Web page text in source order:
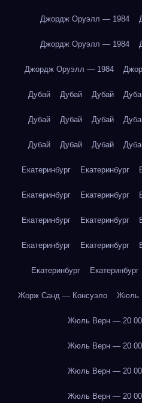
Джордж Оруэлл — 1984
Джордж Оруэлл — 1984
Джордж Оруэлл — 1984
Дубай Дубай Дубай
Дубай Дубай Дубай
Дубай Дубай Дубай
Екатеринбург Екатеринбург
Екатеринбург Екатеринбург
Екатеринбург Екатеринбург
Екатеринбург Екатеринбург
Екатеринбург Екатеринбург
Жорж Санд — Консуэло Жюль
Жюль Верн — 20
Жюль Верн — 20
Жюль Верн — 20
Жюль Верн — 20